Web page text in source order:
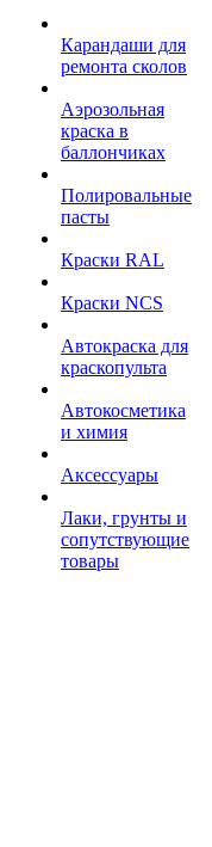
Карандаши для
ремонта сколов
Аэрозольная
краска в
баллончиках
Полировальные
пасты
Краски RAL
Краски NCS
Автокраска для
краскопульта
Автокосметика
и химия
Аксессуары
Лаки, грунты и
сопутствующие
товары